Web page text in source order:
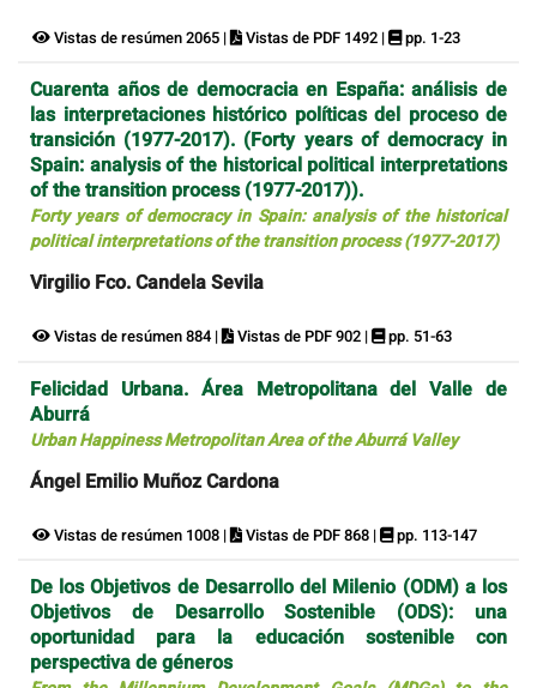
Vistas de resúmen 2065 | Vistas de PDF 1492 | pp. 1-23
Cuarenta años de democracia en España: análisis de
las interpretaciones histórico políticas del proceso de
transición (1977-2017). (Forty years of democracy in
Spain: analysis of the historical political interpretations
of the transition process (1977-2017)).
Forty years of democracy in Spain: analysis of the historical
political interpretations of the transition process (1977-2017)
Virgilio Fco. Candela Sevila
Vistas de resúmen 884 | Vistas de PDF 902 | pp. 51-63
Felicidad Urbana. Área Metropolitana del Valle de
Aburrá
Urban Happiness Metropolitan Area of the Aburrá Valley
Ángel Emilio Muñoz Cardona
Vistas de resúmen 1008 | Vistas de PDF 868 | pp. 113-147
De los Objetivos de Desarrollo del Milenio (ODM) a los
Objetivos de Desarrollo Sostenible (ODS): una
oportunidad para la educación sostenible con
perspectiva de géneros